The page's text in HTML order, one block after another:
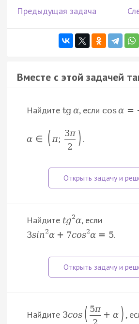
Предыдущая задача
Вместе с этой задачей
Найдите tgα, если cosα =
α ∈ ( π;
3π
2
) .
Найдите tg2α, если
3sin 2α + 7cos2α = 5.
Найдите 3cos ( 5π
+ α ) ,